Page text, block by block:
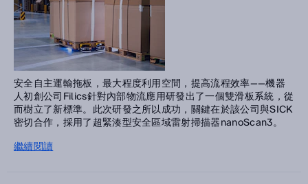
安全自主運輸拖板，最大程度利用空間，提高流程效率——機器
人初創公司Filics針對內部物流應用研發出了一個雙滑板系統，從
而樹立了新標準。此次研發之所以成功，關鍵在於該公司與SICK
密切合作，採用了超緊湊型安全區域雷射掃描器nanoScan3。
繼續閱讀